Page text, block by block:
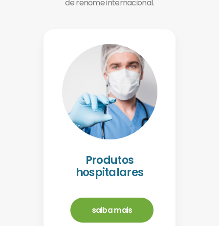
de renome internacional.
Produtos
hospitalares
saiba mais